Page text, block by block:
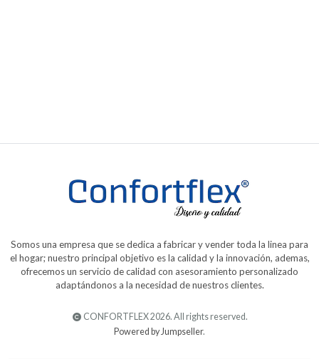
Somos una empresa que se dedica a fabricar y vender toda la linea para
el hogar; nuestro principal objetivo es la calidad y la innovación, ademas,
ofrecemos un servicio de calidad con asesoramiento personalizado
adaptándonos a la necesidad de nuestros clientes.
CONFORTFLEX 2026. All rights reserved.
Powered by Jumpseller.